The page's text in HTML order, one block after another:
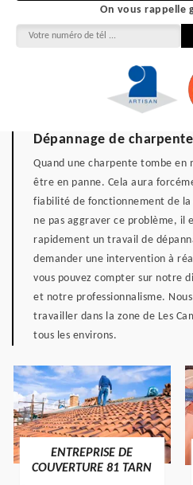
On vous rappelle
Dépannage de
Quand une charpente tombe en
être en panne. Cela aura
fiabilité de fonctionnement de
ne pas aggraver ce problème, il
rapidement un travail de
demander une intervention à
vous pouvez compter sur notre
et notre professionnalisme.
travailler dans la zone de Les
tous les environs.
ENTREPRISE DE
COUVERTURE 81 TARN